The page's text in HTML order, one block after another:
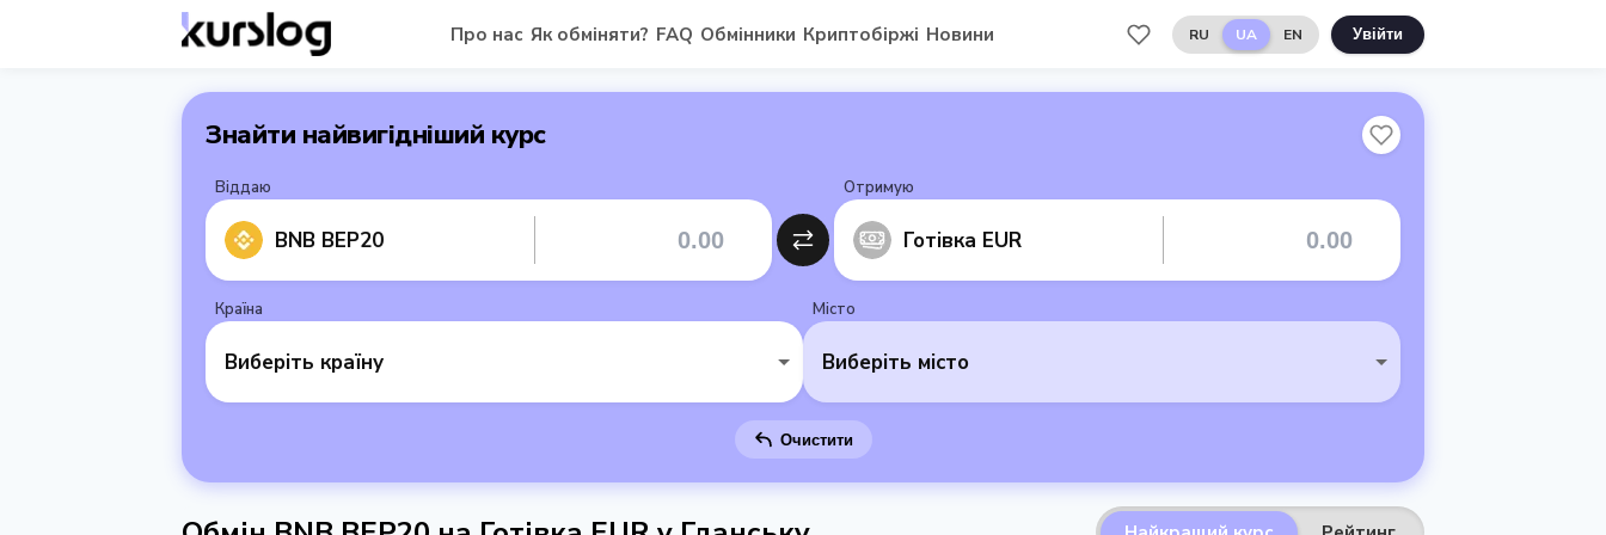
Про нас Як обміняти? FAQ Обмінники Криптобіржі Новини RU UA EN Увійти
Знайти найвигідніший курс
Віддаю
BNB BEP20
Отримую
Готівка EUR
Країна
Виберіть країну
Місто
Виберіть місто
Очистити